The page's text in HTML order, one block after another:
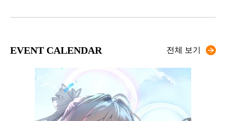
EVENT CALENDAR 전체 보기